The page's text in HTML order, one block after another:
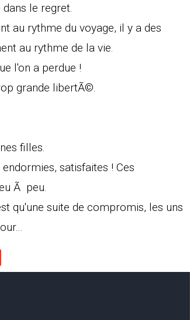
le regret.
au rythme du voyage, il y a des
au rythme de la vie.
l'on a perdue !
grande libertÃ©.
filles.
satisfaites ! Ces
Ã peu.
qu'une suite de compromis, les uns